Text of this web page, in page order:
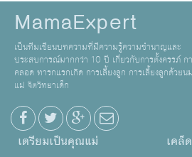
MamaExpert
เป็นทีมเขียนบทความที่มีความรู้ความชำนาญและ
ประสบการณ์มากกว่า 10 ปี เกี่ยวกับการตั้งครรภ์ ก
คลอด ทารกแรกเกิด การเลี้ยงลูก การเลี้ยงลูกด้วยนม
แม่ จิตวิทยาเด็ก
เตรียมเป็นคุณแม่ เคล็